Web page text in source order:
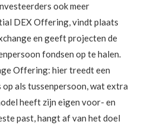
ook meer
DEX Offering, vindt plaats
en geeft projecten de
fondsen op te halen.
Offering: hier treedt een
als tussenpersoon, wat extra
heeft zijn eigen voor- en
past, hangt af van het doel